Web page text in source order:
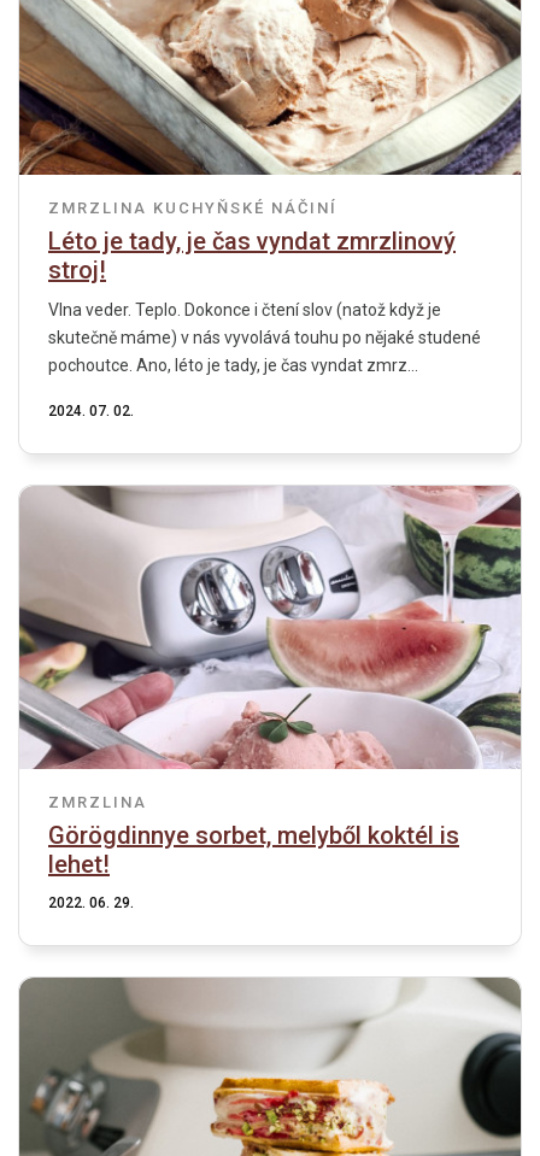
ZMRZLINA KUCHYŇSKÉ NÁČINÍ
Léto je tady, je čas vyndat zmrzlinový
stroj!
Vlna veder. Teplo. Dokonce i čtení slov (natož když je
skutečně máme) v nás vyvolává touhu po nějaké studené
pochoutce. Ano, léto je tady, je čas vyndat zmrz...
2024. 07. 02.
ZMRZLINA
Görögdinnye sorbet, melyből koktél is
lehet!
2022. 06. 29.